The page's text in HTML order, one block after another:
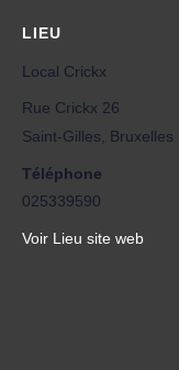
LIEU
Local Crickx
Rue Crickx 26
Saint-Gilles
Bruxelles
Téléphone
025339590
Voir Lieu site web